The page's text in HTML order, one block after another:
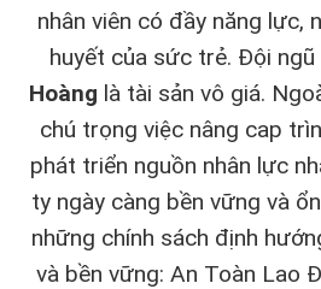
nhân viên có đầy năng lực,
huyết của sức trẻ. Đội ngũ
Hoàng là tài sản vô giá.
chú trọng việc nâng cap
phát triển nguồn nhân lực
ty ngày càng bền vững và
những chính sách định
và bền vững: An Toàn Lao